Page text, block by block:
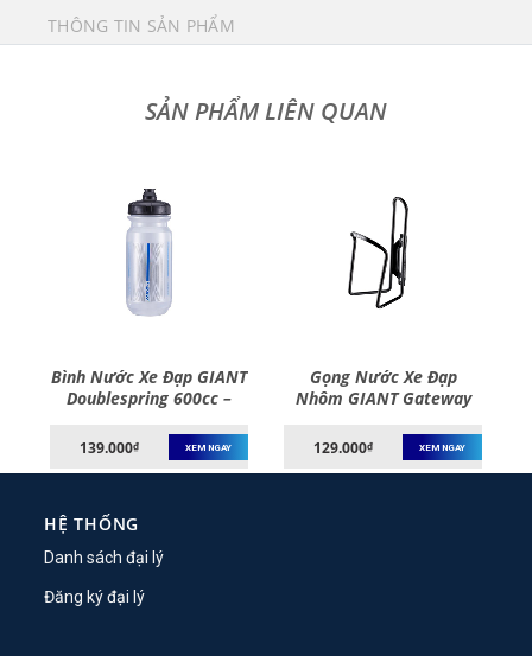
THÔNG TIN SẢN PHẨM
Bình Nước Xe Đạp GIANT
Doublespring 600cc –
139.000₫ XEM NGAY
Gọng Nước Xe Đạp
Nhôm GIANT Gateway
129.000₫ XEM NGAY
HỆ THỐNG
Danh sách đại lý
Đăng ký đại lý